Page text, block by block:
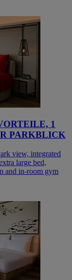
1
PARKBLICK
view, integrated
large bed,
and in-room gym